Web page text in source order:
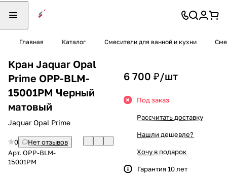
Главная Каталог Смесители для ванной и кухни
Кран Jaquar Opal
Prime OPP-BLM-
15001PM Черный
матовый
Jaquar Opal Prime
0
Нет отзывов
Арт. OPP-BLM-
15001PM
6 700 ₽/шт
Под заказ
Рассчитать доставку
Нашли дешевле?
Хочу в подарок
Гарантия 10 лет